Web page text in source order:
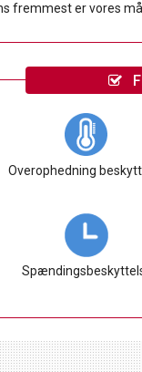
fremmest er vores
Overophedning